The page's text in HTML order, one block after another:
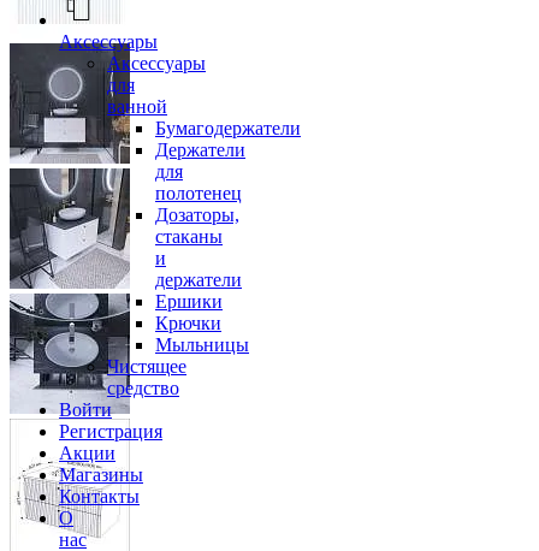
Аксессуары
Аксессуары
для
ванной
Бумагодержатели
Держатели
для
полотенец
Дозаторы,
стаканы
и
держатели
Ершики
Крючки
Мыльницы
Чистящее
средство
Войти
Регистрация
Акции
Магазины
Контакты
О
нас